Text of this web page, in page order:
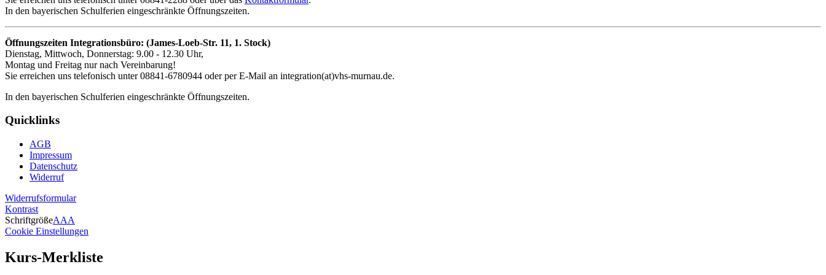
In den bayerischen Schulferien eingeschränkte Öffnungszeiten.
Öffnungszeiten Integrationsbüro: (James-Loeb-Str. 11, 1. Stock)
Dienstag, Mittwoch, Donnerstag: 9.00 - 12.30 Uhr,
Montag und Freitag nur nach Vereinbarung!
Sie erreichen uns telefonisch unter 08841-6780944 oder per E-Mail an integration(at)vhs-murnau.de.
In den bayerischen Schulferien eingeschränkte Öffnungszeiten.
Quicklinks
AGB
Impressum
Datenschutz
Widerruf
Widerrufsformular
Kontrast
SchriftgrößeAAA
Cookie Einstellungen
Kurs-Merkliste